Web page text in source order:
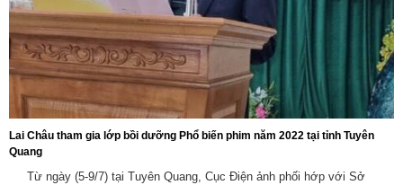
Lai Châu tham gia lớp bồi dưỡng Phổ biến phim năm 2022 tại tỉnh Tuyên
Quang
Từ ngày (5-9/7) tại Tuyên Quang, Cục Điện ảnh phối hớp với Sở